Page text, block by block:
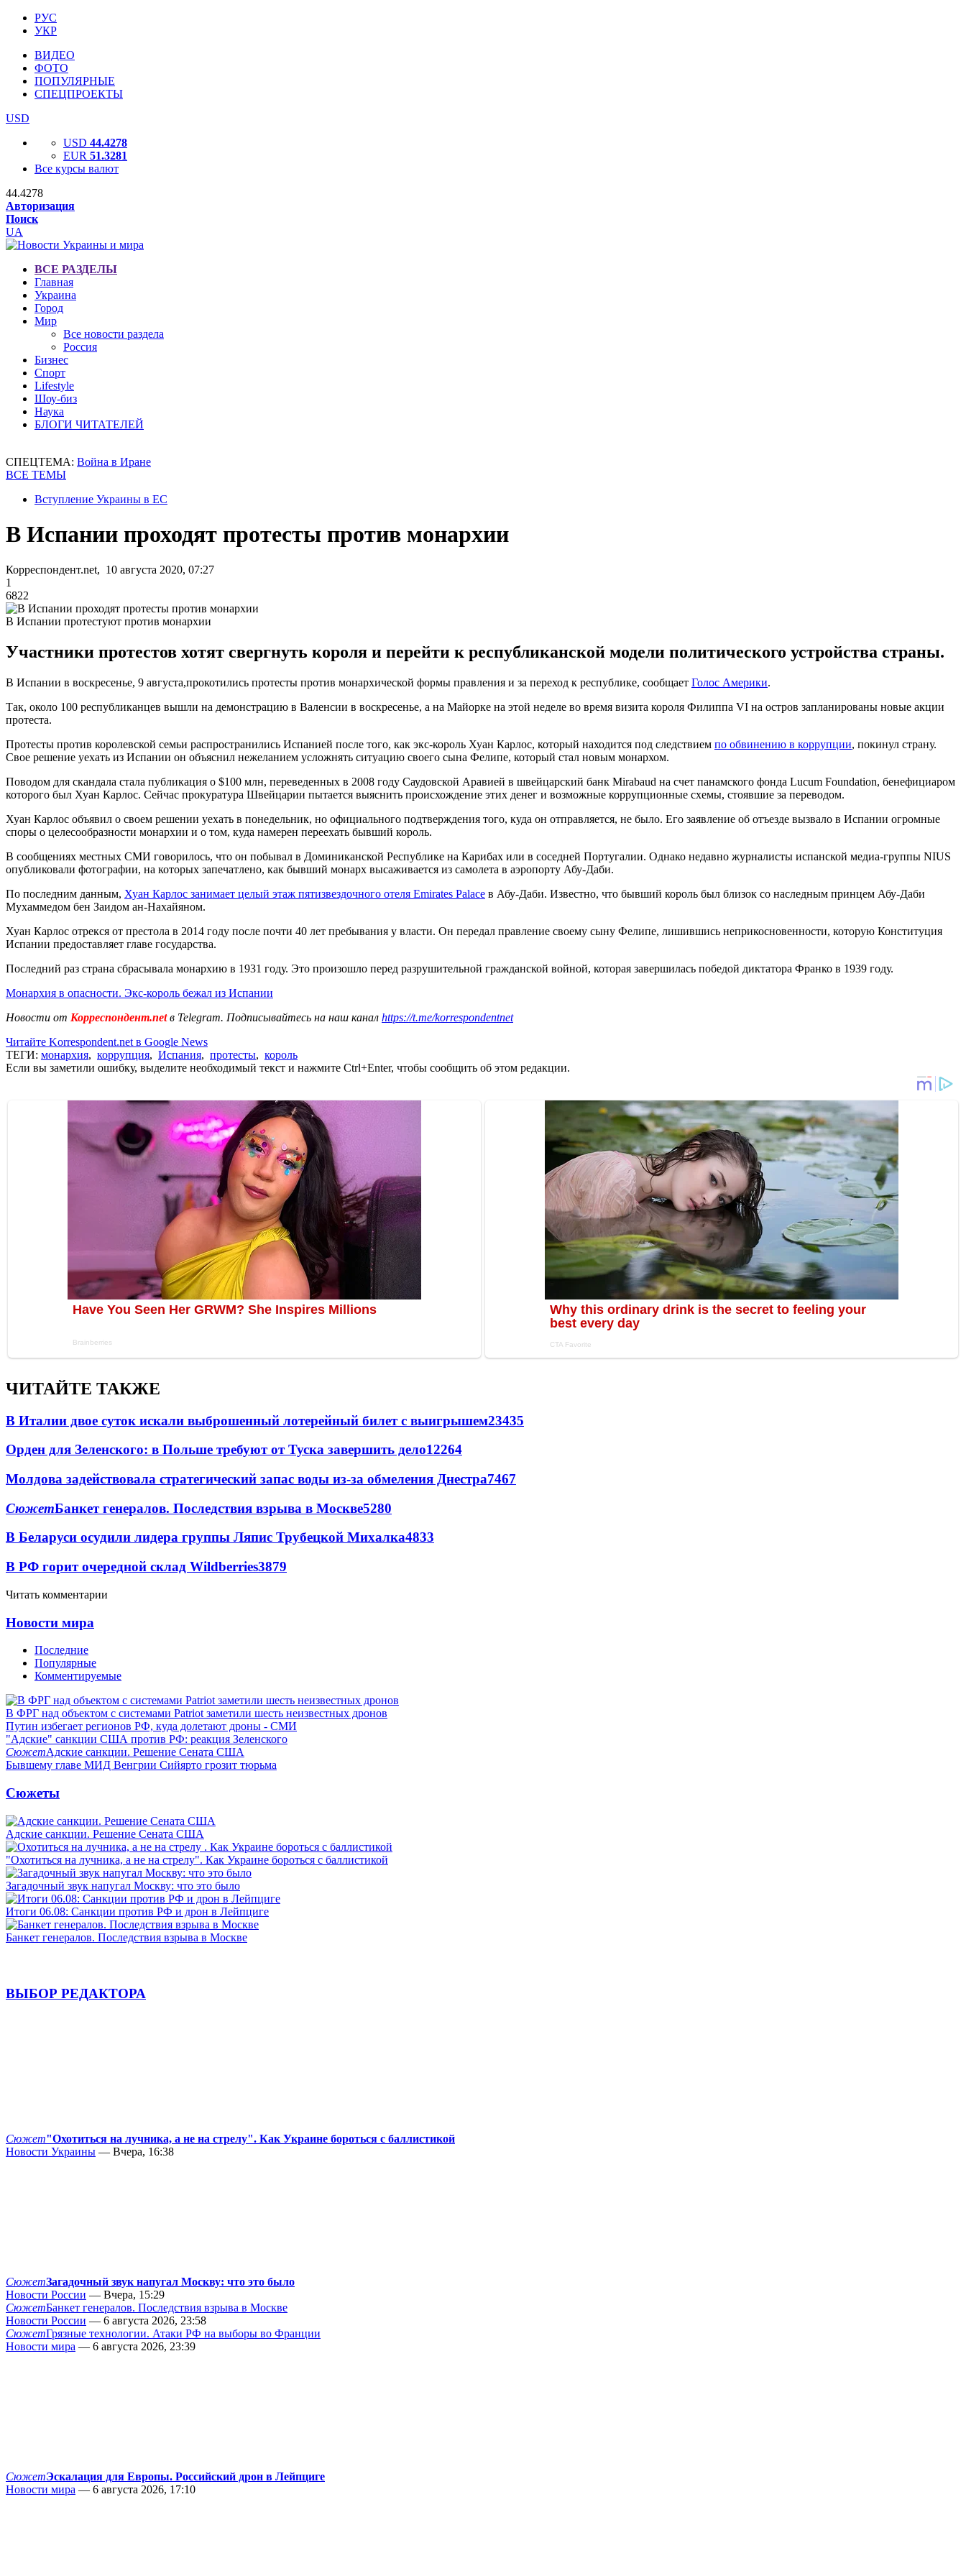
РУС
УКР
ВИДЕО
ФОТО
ПОПУЛЯРНЫЕ
СПЕЦПРОЕКТЫ
USD
USD 44.4278
EUR 51.3281
Все курсы валют
44.4278
Авторизация
Поиск
UA
ВСЕ РАЗДЕЛЫ
Главная
Украина
Город
Мир
Все новости раздела
Россия
Бизнес
Спорт
Lifestyle
Шоу-биз
Наука
БЛОГИ ЧИТАТЕЛЕЙ
СПЕЦТЕМА: Война в Иране
ВСЕ ТЕМЫ
Вступление Украины в ЕС
В Испании проходят протесты против монархии
Корреспондент.net, 10 августа 2020, 07:27
1
6822
В Испании протестуют против монархии
Участники протестов хотят свергнуть короля и перейти к республиканской модели политического устройства страны.
В Испании в воскресенье, 9 августа,прокотились протесты против монархической формы правления и за переход к республике, сообщает Голос Америки.
Так, около 100 республиканцев вышли на демонстрацию в Валенсии в воскресенье, а на Майорке на этой неделе во время визита короля Филиппа VI на остров запланированы новые акции
протеста.
Протесты против королевской семьи распространились Испанией после того, как экс-король Хуан Карлос, который находится под следствием по обвинению в коррупции, покинул страну.
Свое решение уехать из Испании он объяснил нежеланием усложнять ситуацию своего сына Фелипе, который стал новым монархом.
Поводом для скандала стала публикация о $100 млн, переведенных в 2008 году Саудовской Аравией в швейцарский банк Mirabaud на счет панамского фонда Lucum Foundation, бенефициаром
которого был Хуан Карлос. Сейчас прокуратура Швейцарии пытается выяснить происхождение этих денег и возможные коррупционные схемы, стоявшие за переводом.
Хуан Карлос объявил о своем решении уехать в понедельник, но официального подтверждения того, куда он отправляется, не было. Его заявление об отъезде вызвало в Испании огромные
споры о целесообразности монархии и о том, куда намерен переехать бывший король.
В сообщениях местных СМИ говорилось, что он побывал в Доминиканской Республике на Карибах или в соседней Португалии. Однако недавно журналисты испанской медиа-группы NIUS
опубликовали фотографии, на которых запечатлено, как бывший монарх высаживается из самолета в аэропорту Абу-Даби.
По последним данным, Хуан Карлос занимает целый этаж пятизвездочного отеля Emirates Palace в Абу-Даби. Известно, что бывший король был близок со наследным принцем Абу-Даби
Мухаммедом бен Заидом ан-Нахайяном.
Хуан Карлос отрекся от престола в 2014 году после почти 40 лет пребывания у власти. Он передал правление своему сыну Фелипе, лишившись неприкосновенности, которую Конституция
Испании предоставляет главе государства.
Последний раз страна сбрасывала монархию в 1931 году. Это произошло перед разрушительной гражданской войной, которая завершилась победой диктатора Франко в 1939 году.
Монархия в опасности. Экс-король бежал из Испании
Новости от Корреспондент.netв Telegram. Подписывайтесь на наш канал https://t.me/korrespondentnet
Читайте Korrespondent.net в Google News
ТЕГИ: монархия, коррупция, Испания, протесты, король
Если вы заметили ошибку, выделите необходимый текст и нажмите Ctrl+Enter, чтобы сообщить об этом редакции.
ЧИТАЙТЕ ТАКЖЕ
В Италии двое суток искали выброшенный лотерейный билет с выигрышем23435
Орден для Зеленского: в Польше требуют от Туска завершить дело12264
Молдова задействовала стратегический запас воды из-за обмеления Днестра7467
СюжетБанкет генералов. Последствия взрыва в Москве5280
В Беларуси осудили лидера группы Ляпис Трубецкой Михалка4833
В РФ горит очередной склад Wildberries3879
Читать комментарии
Новости мира
Последние
Популярные
Комментируемые
В ФРГ над объектом с системами Patriot заметили шесть неизвестных дронов
Путин избегает регионов РФ, куда долетают дроны - СМИ
"Адские" санкции США против РФ: реакция Зеленского
СюжетАдские санкции. Решение Сената США
Бывшему главе МИД Венгрии Сийярто грозит тюрьма
Сюжеты
Адские санкции. Решение Сената США
"Охотиться на лучника, а не на стрелу". Как Украине бороться с баллистикой
Загадочный звук напугал Москву: что это было
Итоги 06.08: Санкции против РФ и дрон в Лейпциге
Банкет генералов. Последствия взрыва в Москве
ВЫБОР РЕДАКТОРА
Сюжет"Охотиться на лучника, а не на стрелу". Как Украине бороться с баллистикой
Новости Украины — Вчера, 16:38
СюжетЗагадочный звук напугал Москву: что это было
Новости России — Вчера, 15:29
СюжетБанкет генералов. Последствия взрыва в Москве
Новости России — 6 августа 2026, 23:58
СюжетГрязные технологии. Атаки РФ на выборы во Франции
Новости мира — 6 августа 2026, 23:39
СюжетЭскалация для Европы. Российский дрон в Лейпциге
Новости мира — 6 августа 2026, 17:10